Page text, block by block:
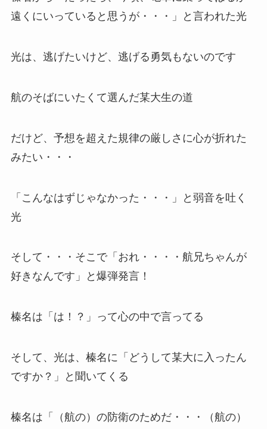
遠くにいっていると思うが・・・」と言われた光
光は、逃げたいけど、逃げる勇気もないのです
航のそばにいたくて選んだ某大生の道
だけど、予想を超えた規律の厳しさに心が折れた
みたい・・・
「こんなはずじゃなかった・・・」と弱音を吐く
光
そして・・・そこで「おれ・・・・航兄ちゃんが
好きなんです」と爆弾発言！
榛名は「は！？」って心の中で言ってる
そして、光は、榛名に「どうして某大に入ったん
ですか？」と聞いてくる
榛名は「（航の）の防衛のためだ・・・（航の）